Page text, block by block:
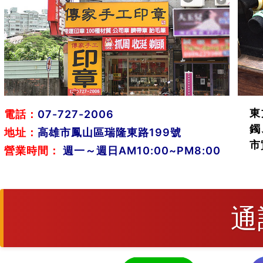
電話： 07-727-2006
地址： 高雄市鳳山區瑞隆東路199號
營業時間：
週一～週日AM10:00~PM8:00
鐲
市